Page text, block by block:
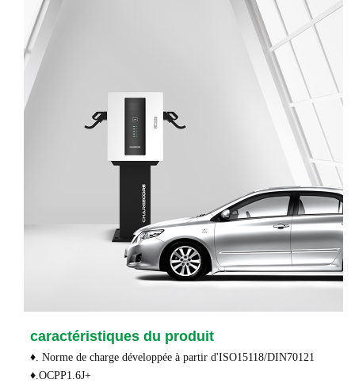
caractéristiques du produit
♦. Norme de charge développée à partir d'ISO15118/DIN70121
♦.OCPP1.6J+